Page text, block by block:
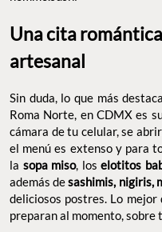
Una cita
artesanal
Sin duda, lo que más
Roma Norte, en CDMX es
cámara de tu celular, se
el menú es extenso y para
la sopa miso, los elotitos
además desashimis, nigiris,
deliciosos postres. Lo mejor
preparan al momento, sobre